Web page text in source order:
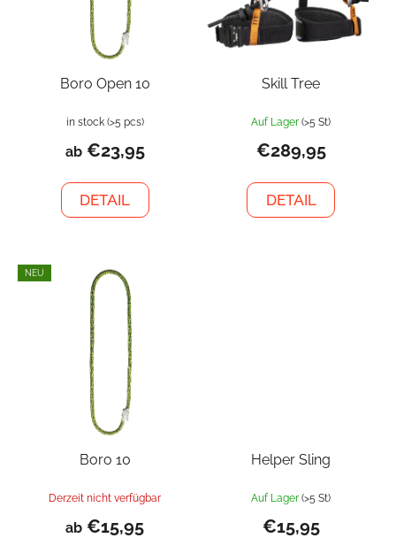
Boro Open 10
in stock (>5 pcs)
ab€23,95
DETAIL
Skill Tree
Auf Lager (>5 St)
€289,95
DETAIL
NEU
Boro 10
Derzeit nicht verfügbar
ab €15,95
Helper Sling
Auf Lager (>5 St)
€15,95